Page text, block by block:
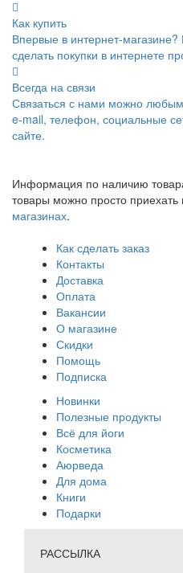
Как купить
Впервые в интернет-
сделать покупки в интернете
Всегда на связи
Связаться с нами можно
e-mail, телефон, социальные
сайте.
Информация по наличию
товары можно просто приехать
магазинах.
Как сделать заказ
Контакты
Доставка
Оплата
Вакансии
О магазине
Скидки
Помощь
Подписка
Новинки
Полезные продукты
Всё для йоги
Косметика
Аюрведа
Для дома
Книги
Подарки
РАССЫЛКА